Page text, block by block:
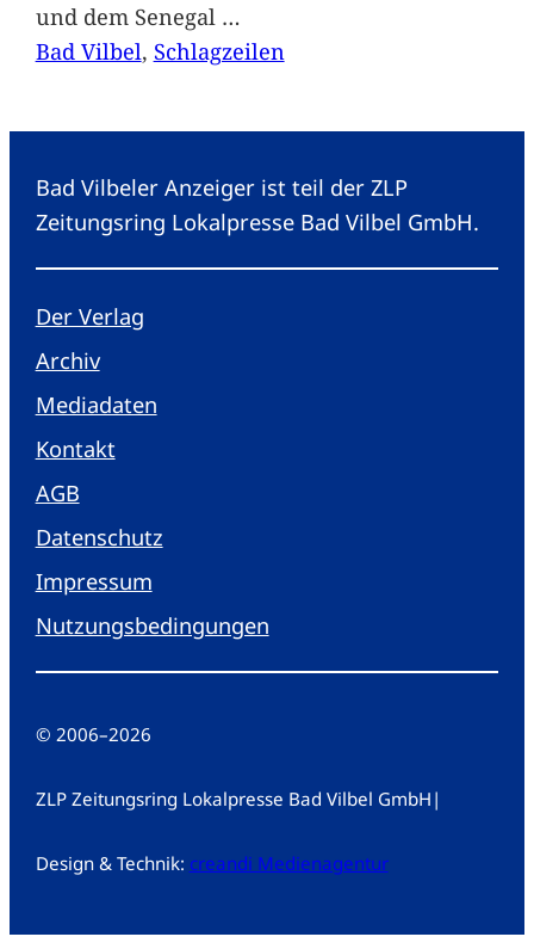
und dem Senegal …
Bad Vilbel, Schlagzeilen
Bad Vilbeler Anzeiger ist teil der ZLP
Zeitungsring Lokalpresse Bad Vilbel GmbH.
Der Verlag
Archiv
Mediadaten
Kontakt
AGB
Datenschutz
Impressum
Nutzungsbedingungen
© 2006–2026
ZLP Zeitungsring Lokalpresse Bad Vilbel GmbH |
Design & Technik: creandi Medienagentur